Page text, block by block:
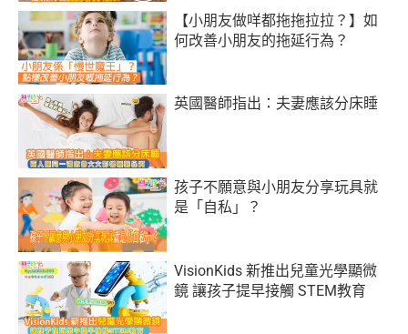
【小朋友做咩都拖拖拉拉？】如
何改善小朋友的拖延行為？
英國醫師指出：夫妻應該分床睡
孩子不願意與小朋友分享玩具就
是「自私」？
VisionKids 新推出兒童光學顯微
鏡 讓孩子提早接觸 STEM教育